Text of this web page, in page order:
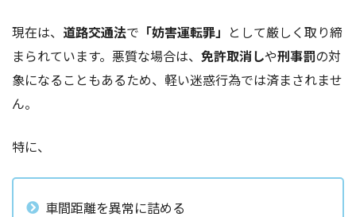
現在は、 道路交通法で 「妨害運転罪」 として厳しく取り締
まられています。悪質な場合は、 免許取消しや刑事罰の対
象になることもあるため、軽い迷惑行為では済まされませ
ん。
特に、
車間距離を異常に詰める